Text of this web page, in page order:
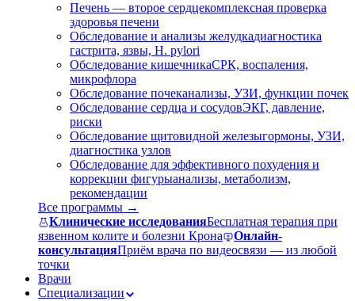
Печень — второе сердцекомплексная проверка
здоровья печени
Обследование и анализы желудкадиагностика
гастрита, язвы, H. pylori
Обследование кишечникаСРК, воспаления,
микрофлора
Обследование почеканализы, УЗИ, функции почек
Обследование сердца и сосудовЭКГ, давление,
риски
Обследование щитовидной железыгормоны, УЗИ,
диагностика узлов
Обследование для эффективного похудения и
коррекции фигурыанализы, метаболизм,
рекомендации
Все программы →
Клинические исследованияБесплатная терапия при
язвенном колите и болезни Крона
Онлайн-
консультацияПриём врача по видеосвязи — из любой
точки
Врачи
Специализации